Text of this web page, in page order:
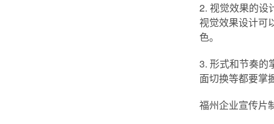
2. 视觉效果的设
视觉效果设计可
色。
3. 形式和节奏的
面切换等都要掌
福州企业宣传片